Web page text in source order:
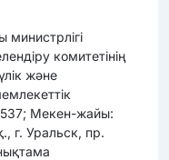
комитетінің
және
Мекен-жайы:
г. Уральск, пр.